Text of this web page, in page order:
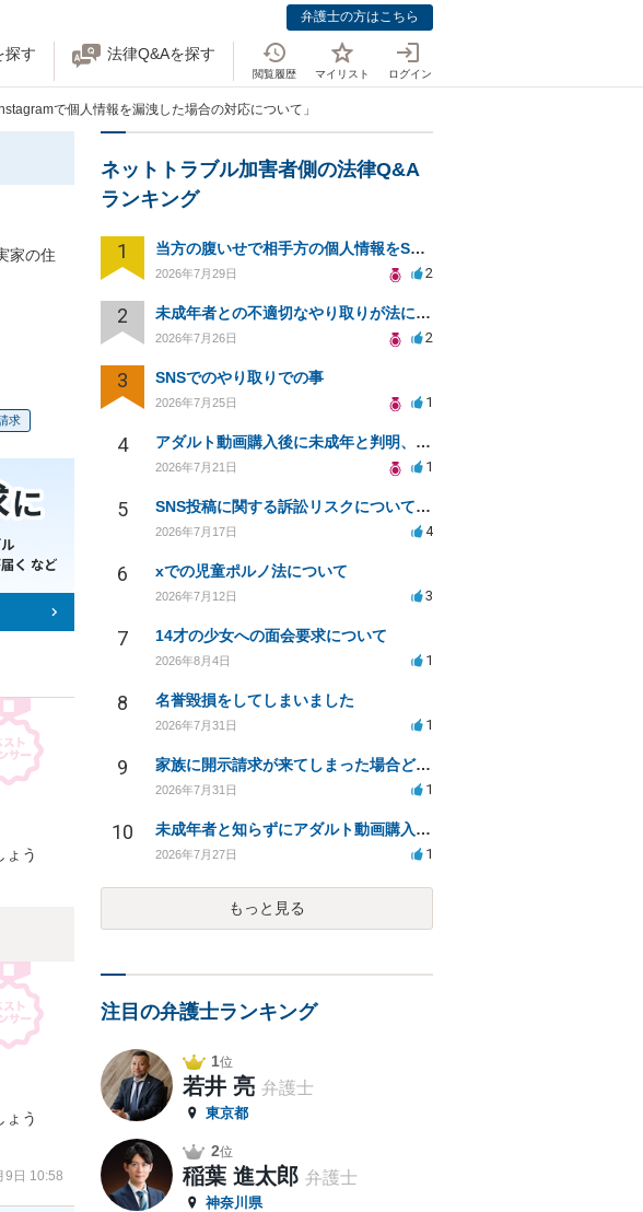
弁護士の方はこちら
探す 法律Q&Aを探す
閲覧履歴 マイリスト ログイン
で個人情報を漏洩した場合の対応について」
家の住
求
ょう
ょう
9日 10:58
ネットトラブル加害者側の法律Q&A
ランキング
1 当方の腹いせで相手方の個人情報をSNSで晒してしまい名誉毀損させてしまったかもしれない
2026年7月29日 2
2 未成年者との不適切なやり取りが法に触れる可能性と対処法
2026年7月26日 2
3 SNSでのやり取りでの事
2026年7月25日 1
4 アダルト動画購入後に未成年と判明、法的リスクはある？
2026年7月21日 1
5 SNS投稿に関する訴訟リスクについての相談
2026年7月17日 4
6 xでの児童ポルノ法について
2026年7月12日 3
7 14才の少女への面会要求について
2026年8月4日 1
8 名誉毀損をしてしまいました
2026年7月31日 1
9 家族に開示請求が来てしまった場合どうするべきですか
2026年7月31日 1
10 未成年者と知らずにアダルト動画購入、法的影響は？
2026年7月27日 1
もっと見る
注目の弁護士ランキング
1位
若井 亮 弁護士
東京都
2位
稲葉 進太郎 弁護士
神奈川県